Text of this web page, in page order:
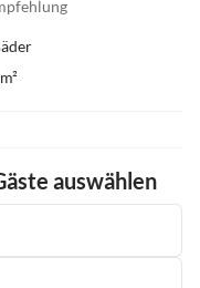
auswählen